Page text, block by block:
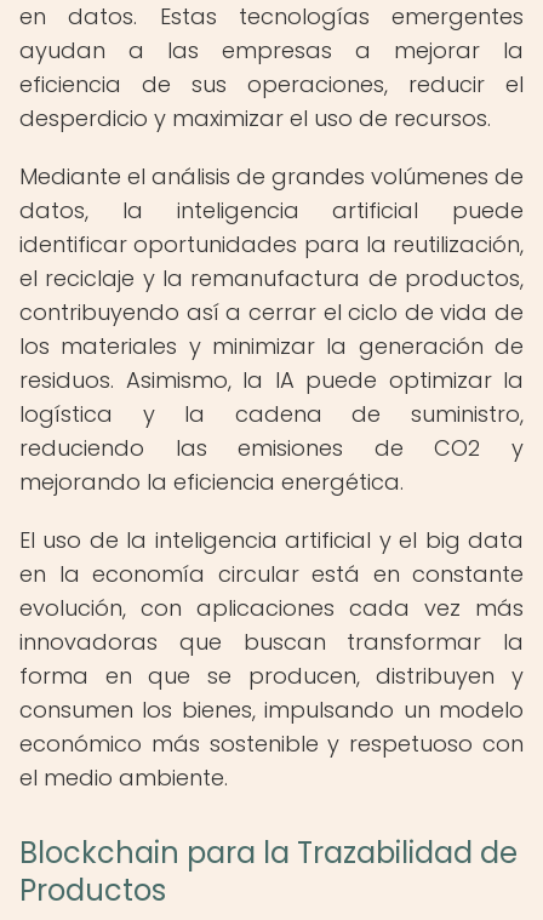
en datos. Estas tecnologías emergentes
ayudan a las empresas a mejorar la
eficiencia de sus operaciones, reducir el
desperdicio y maximizar el uso de recursos.
Mediante el análisis de grandes volúmenes de
datos, la inteligencia artificial puede
identificar oportunidades para la reutilización,
el reciclaje y la remanufactura de productos,
contribuyendo así a cerrar el ciclo de vida de
los materiales y minimizar la generación de
residuos. Asimismo, la IA puede optimizar la
logística y la cadena de suministro,
reduciendo las emisiones de CO2 y
mejorando la eficiencia energética.
El uso de la inteligencia artificial y el big data
en la economía circular está en constante
evolución, con aplicaciones cada vez más
innovadoras que buscan transformar la
forma en que se producen, distribuyen y
consumen los bienes, impulsando un modelo
económico más sostenible y respetuoso con
el medio ambiente.
Blockchain para la Trazabilidad de
Productos